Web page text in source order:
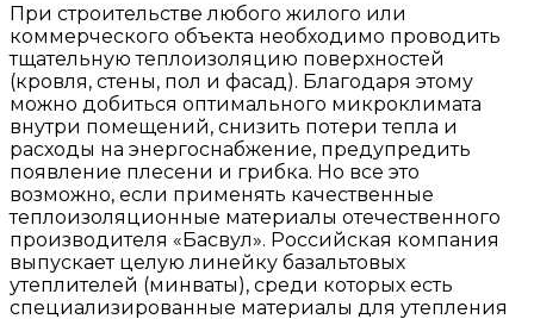
При строительстве любого жилого или
коммерческого объекта необходимо проводить
тщательную теплоизоляцию поверхностей
(кровля, стены, пол и фасад). Благодаря этому
можно добиться оптимального микроклимата
внутри помещений, снизить потери тепла и
расходы на энергоснабжение, предупредить
появление плесени и грибка. Но все это
возможно, если применять качественные
теплоизоляционные материалы отечественного
производителя «Басвул». Российская компания
выпускает целую линейку базальтовых
утеплителей (минваты), среди которых есть
специализированные материалы для утепления